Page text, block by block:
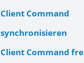
Client Command
synchronisieren
Client Command